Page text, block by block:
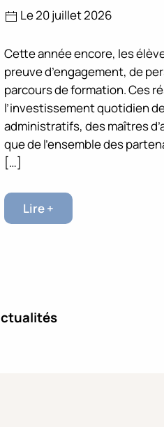
Le 20 juillet 2026
Cette année encore, les
preuve d’engagement, de
parcours de formation. Ces
l’investissement quotidien
administratifs, des maîtres
que de l’ensemble des
[…]
Lire +